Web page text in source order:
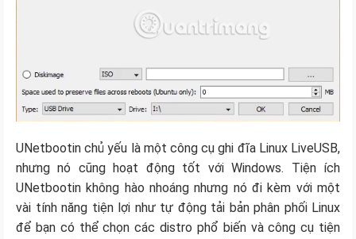
UNetbootin chủ yếu là một công cụ ghi đĩa Linux LiveUSB,
nhưng nó cũng hoạt động tốt với Windows. Tiện ích
UNetbootin không hào nhoáng nhưng nó đi kèm với một
vài tính năng tiện lợi như tự động tải bản phân phối Linux
để bạn có thể chọn các distro phổ biến và công cụ tiện